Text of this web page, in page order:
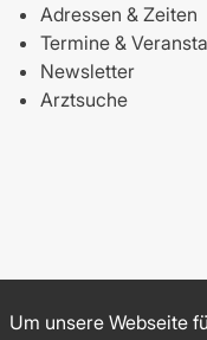
Adressen & Zeiten
Termine &
Newsletter
Arztsuche
Um unsere Webseite